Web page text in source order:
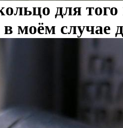
для
в моём случае